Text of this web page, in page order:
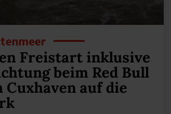
Freistart inklusive
beim Red Bull
auf die